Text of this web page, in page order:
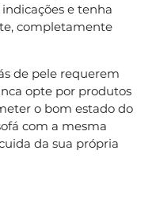
indicações e tenha
completamente
de pele requerem
opte por produtos
o bom estado do
com a mesma
da sua própria